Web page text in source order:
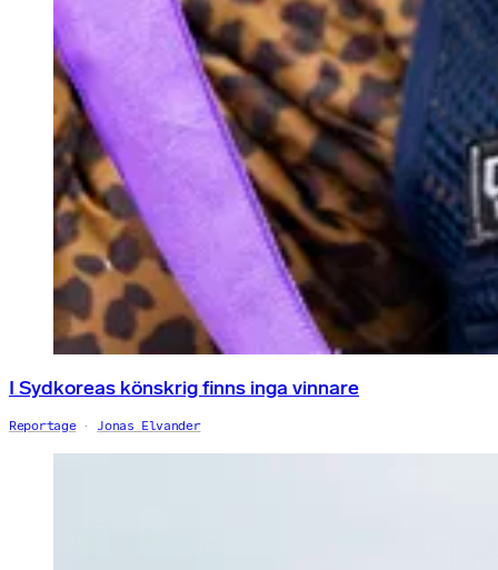
I Sydkoreas könskrig finns inga vinnare
Reportage Jonas Elvander